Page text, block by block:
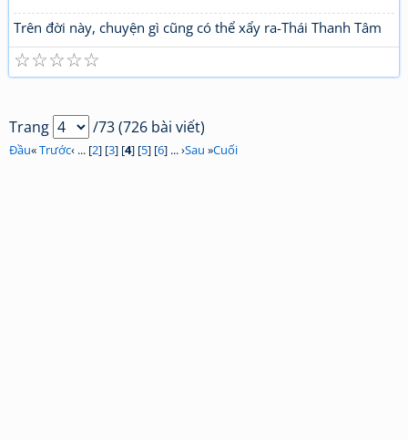
Trên đời này, chuyện gì cũng có thể xẩy ra-Thái Thanh Tâm
☆
☆
☆
☆
☆
Trang /73 (726 bài viết)
Đầu«Trước‹ ... [2] [3] [4] [5] [6] ... ›Sau »Cuối